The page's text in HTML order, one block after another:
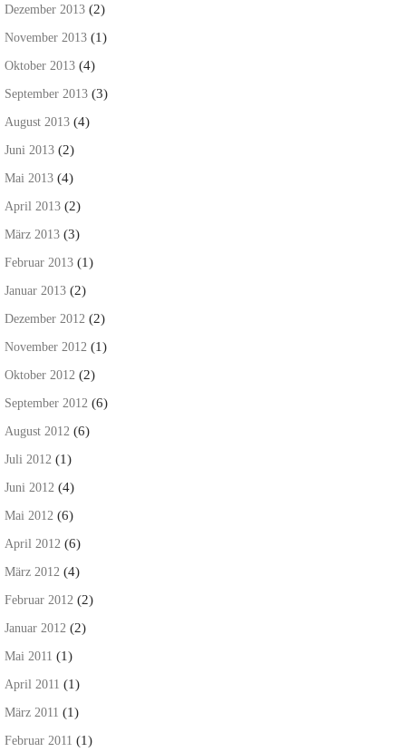
Dezember 2013 (2)
November 2013 (1)
Oktober 2013 (4)
September 2013 (3)
August 2013 (4)
Juni 2013 (2)
Mai 2013 (4)
April 2013 (2)
März 2013 (3)
Februar 2013 (1)
Januar 2013 (2)
Dezember 2012 (2)
November 2012 (1)
Oktober 2012 (2)
September 2012 (6)
August 2012 (6)
Juli 2012 (1)
Juni 2012 (4)
Mai 2012 (6)
April 2012 (6)
März 2012 (4)
Februar 2012 (2)
Januar 2012 (2)
Mai 2011 (1)
April 2011 (1)
März 2011 (1)
Februar 2011 (1)